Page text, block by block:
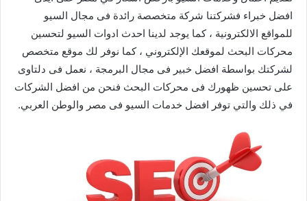
افضل خبراء فشركتنا شركة متخصصة رائدة فى مجال السيو
للمواقع الالكترونية ، كما يوجد لدينا احدث ادوات السيو لتحسين
محركات البحث لموقعك الإلكتروني ، كما نوفر لك موقع متخصص
لشركتك بواسطة افضل خبير فى مجال البرمجة ، نعمل فى دلتاوى
على تحسين ظهورك فى محركات البحث فنحن من افضل الشركات
في ذلك والتي توفر افضل خدمات السيو فى مصر والوطن العربي.